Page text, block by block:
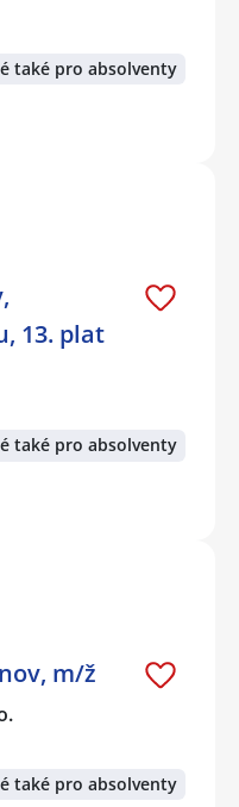
také pro absolventy
13. plat
také pro absolventy
m/ž
také pro absolventy